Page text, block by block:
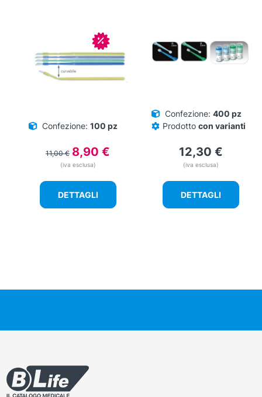
In offerta!
Confezione: 100 pz
11,00€ Il
prezzo
11,00 €.
8,90 €
è:
(iva esclusa)
DETTAGLI
Confezione: 400 pz
Prodotto con varianti
12,30 €
(iva esclusa)
DETTAGLI